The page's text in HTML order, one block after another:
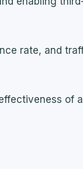
rate, and
of